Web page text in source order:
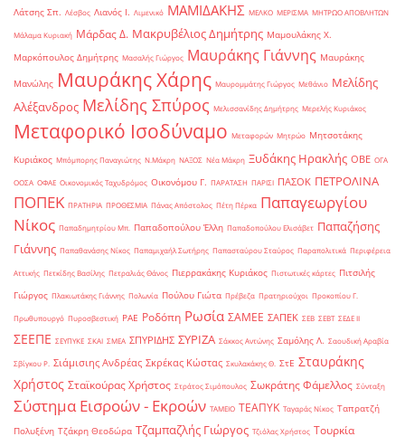
Λάτσης Σπ. Λέσβος Λιανός Ι. Λιμενικό ΜΑΜΙΔΑΚΗΣ ΜΕΛΚΟ ΜΕΡΙΣΜΑ ΜΗΤΡΩΟ ΑΠΟΒΛΗΤΩΝ
Μάλαμα Κυριακή Μάρδας Δ. Μακρυβέλιος Δημήτρης Μαμουλάκης Χ.
Μαρκόπουλος Δημήτρης Μασαλής Γιώργος Μαυράκης Γιάννης Μαυράκης
Μανώλης Μαυράκης Χάρης Μαυρομμάτης Γιώργος Μεθάνιο Μελίδης
Αλέξανδρος Μελίδης Σπύρος Μελισσανίδης Δημήτρης Μερελής Κυριάκος
Μεταφορικό Ισοδύναμο Μεταφορών Μητρώο Μητσοτάκης
Κυριάκος Μπόμπορης Παναγιώτης Ν.Μάκρη ΝΑΞΟΣ Νέα Μάκρη Ξυδάκης Ηρακλής ΟΒΕ ΟΓΑ
ΟΟΣΑ ΟΦΑΕ Οικονομικός Ταχυδρόμος Οικονόμου Γ. ΠΑΡΑΤΑΣΗ ΠΑΡΙΣΙ ΠΑΣΟΚ ΠΕΤΡΟΛΙΝΑ
ΠΟΠΕΚ ΠΡΑΤΗΡΙΑ ΠΡΟΘΕΣΜΙΑ Πάνας Απόστολος Πέτη Πέρκα Παπαγεωργίου
Νίκος Παπαδημητρίου Μπ. Παπαδοπούλου Έλλη Παπαδοπούλου Ελισάβετ Παπαζήσης
Γιάννης Παπαθανάσης Νίκος Παπαμιχαήλ Σωτήρης Παπασταύρου Σταύρος Παραπολιτικά Περιφέρεια
Αττικής Πετκίδης Βασίλης Πετραλιάς Θάνος Πιερρακάκης Κυριάκος Πιστωτικές κάρτες Πιτσιλής
Γιώργος Πλακιωτάκης Γιάννης Πολωνία Πούλου Γιώτα Πρέβεζα Πρατηριούχοι Προκοπίου Γ.
Πρωθυπουργό Πυροσβεστική ΡΑΕ Ροδόπη Ρωσία ΣΑΜΕΕ ΣΑΠΕΚ ΣΕΒ ΣΕΒΤ ΣΕΔΕ ΙΙ
ΣΕΕΠΕ ΣΕΥΠΥΚΕ ΣΚΑΙ ΣΜΕΑ ΣΠΥΡΙΔΗΣ ΣΥΡΙΖΑ Σάκκος Αντώνης Σαμόλης Λ. Σαουδική Αραβία
Σβίγκου Ρ. Σιάμισιης Ανδρέας Σκρέκας Κώστας Σκυλακάκης Θ. ΣτΕ Σταυράκης
Χρήστος Σταϊκούρας Χρήστος Στράτος Σιμόπουλος Σωκράτης Φάμελλος Σύνταξη
Σύστημα Εισροών - Εκροών ΤΑΜΕΙΟ ΤΕΑΠΥΚ Ταγαράς Νίκος Ταπρατζή
Πολυξένη Τζάκρη Θεοδώρα Τζαμπαζλής Γιώργος Τζιόλας Χρήστος Τουρκία